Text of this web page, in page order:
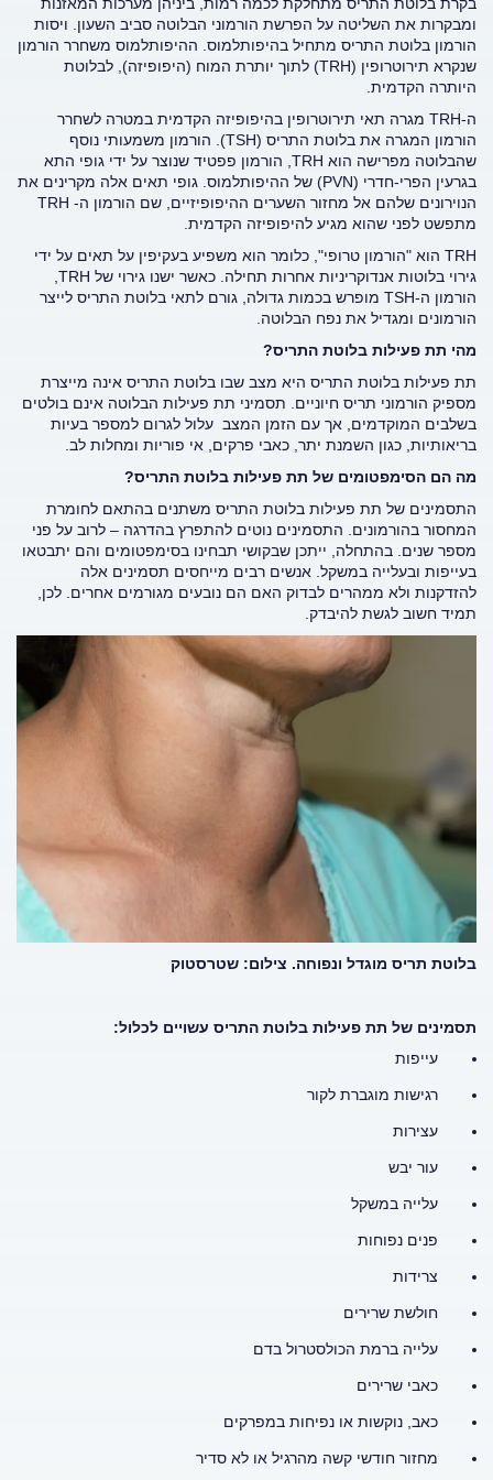
בקרת בלוטת התריס מתחלקת לכמה רמות, ביניהן מערכות המאזנות
ומבקרות את השליטה על הפרשת הורמוני הבלוטה סביב השעון. ויסות
הורמון בלוטת התריס מתחיל בהיפותלמוס. ההיפותלמוס משחרר הורמון
שנקרא תירוטרופין (TRH) לתוך יותרת המוח (היפופיזה), לבלוטת
היותרה הקדמית.
ה-TRH מגרה תאי תירוטרופין בהיפופיזה הקדמית במטרה לשחרר
הורמון המגרה את בלוטת התריס (TSH). הורמון משמעותי נוסף
שהבלוטה מפרישה הוא TRH, הורמון פפטיד שנוצר על ידי גופי התא
בגרעין הפרי-חדרי (PVN) של ההיפותלמוס. גופי תאים אלה מקרינים את
הנוירונים שלהם אל מחזור השערים ההיפופיזיים, שם הורמון ה- TRH
מתפשט לפני שהוא מגיע להיפופיזה הקדמית.
TRH הוא "הורמון טרופי", כלומר הוא משפיע בעקיפין על תאים על ידי
גירוי בלוטות אנדוקריניות אחרות תחילה. כאשר ישנו גירוי של TRH,
הורמון ה-TSH מופרש בכמות גדולה, גורם לתאי בלוטת התריס לייצר
הורמונים ומגדיל את נפח הבלוטה.
מהי תת פעילות בלוטת התריס?
תת פעילות בלוטת התריס היא מצב שבו בלוטת התריס אינה מייצרת
מספיק הורמוני תריס חיוניים. תסמיני תת פעילות הבלוטה אינם בולטים
בשלבים המוקדמים, אך עם הזמן המצב עלול לגרום למספר בעיות
בריאותיות, כגון השמנת יתר, כאבי פרקים, אי פוריות ומחלות לב.
מה הם הסימפטומים של תת פעילות בלוטת התריס?
התסמינים של תת פעילות בלוטת התריס משתנים בהתאם לחומרת
המחסור בהורמונים. התסמינים נוטים להתפרץ בהדרגה – לרוב על פני
מספר שנים. בהתחלה, ייתכן שבקושי תבחינו בסימפטומים והם יתבטאו
בעייפות ובעלייה במשקל. אנשים רבים מייחסים תסמינים אלה
להזדקנות ולא ממהרים לבדוק האם הם נובעים מגורמים אחרים. לכן,
תמיד חשוב לגשת להיבדק.
בלוטת תריס מוגדל ונפוחה. צילום: שטרסטוק
תסמינים של תת פעילות בלוטת התריס עשויים לכלול:
עייפות
רגישות מוגברת לקור
עצירות
עור יבש
עלייה במשקל
פנים נפוחות
צרידות
חולשת שרירים
עלייה ברמת הכולסטרול בדם
כאבי שרירים
כאב, נוקשות או נפיחות במפרקים
מחזור חודשי קשה מהרגיל או לא סדיר